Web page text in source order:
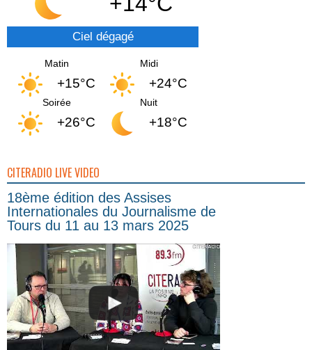
Ciel dégagé
Matin
+15°C
Midi
+24°C
Soirée
+26°C
Nuit
+18°C
CITERADIO LIVE VIDEO
18ème édition des Assises
Internationales du Journalisme de
Tours du 11 au 13 mars 2025